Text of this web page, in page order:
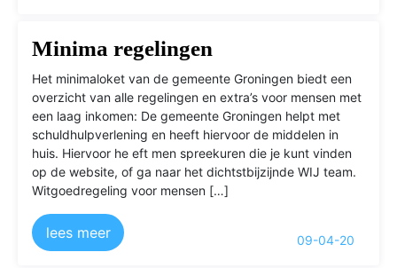
Minima regelingen
09-04-20
Het minimaloket van de gemeente Groningen biedt een
overzicht van alle regelingen en extra’s voor mensen met
een laag inkomen: De gemeente Groningen helpt met
schuldhulpverlening en heeft hiervoor de middelen in
huis. Hiervoor he eft men spreekuren die je kunt vinden
op de website, of ga naar het dichtstbijzijnde WIJ team.
Witgoedregeling voor mensen […]
lees meer